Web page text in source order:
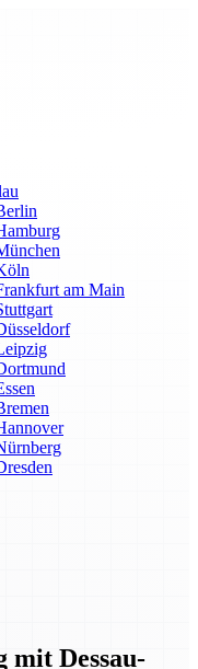
am Main
mit Dessau-